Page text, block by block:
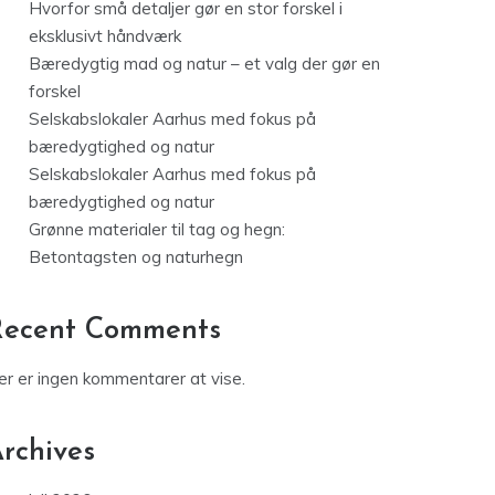
Hvorfor små detaljer gør en stor forskel i
eksklusivt håndværk
Bæredygtig mad og natur – et valg der gør en
forskel
Selskabslokaler Aarhus med fokus på
bæredygtighed og natur
Selskabslokaler Aarhus med fokus på
bæredygtighed og natur
Grønne materialer til tag og hegn:
Betontagsten og naturhegn
Comments
er ingen kommentarer at vise.